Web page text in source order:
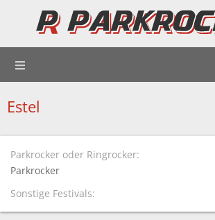
Estel
Parkrocker oder Ringrocker
Parkrocker
Sonstige Festivals